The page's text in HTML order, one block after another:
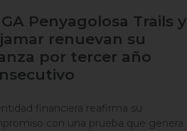
Penyagolosa Trails y
renuevan su
por tercer año
financiera reafirma su
con una prueba que genera